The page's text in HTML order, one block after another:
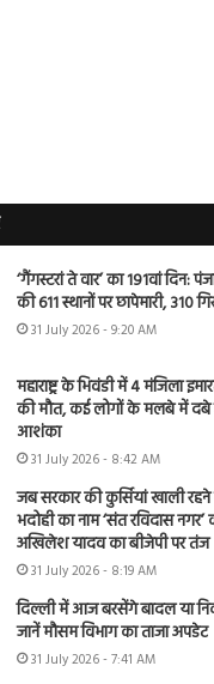
‘गैंगस्टरां ते वार’ का 191वां दिन:
की 611 स्थानों पर छापेमारी, 310
31 July 2026 - 9:20 AM
महाराष्ट्र के भिवंडी में 4 मंजिला
की मौत, कई लोगों के मलबे में दबे
आशंका
31 July 2026 - 8:42 AM
जब सरकार की कुर्सियां खाली
भदोही का नाम ‘संत रविदास नगर’
अखिलेश यादव का बीजेपी पर तंज
31 July 2026 - 8:19 AM
दिल्ली में आज बरसेंगे बादल या
जानें मौसम विभाग का ताजा अपडेट
31 July 2026 - 7:41 AM